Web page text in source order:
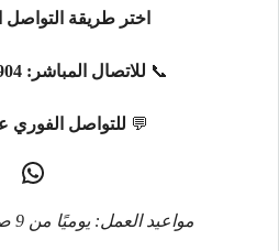
اختر طريقة التواصل
📞 للاتصال المباشر:
💬 للتواصل الفوري
مواعيد العمل: يوميًا من 9 صباحًا حتى 9 مساءً.